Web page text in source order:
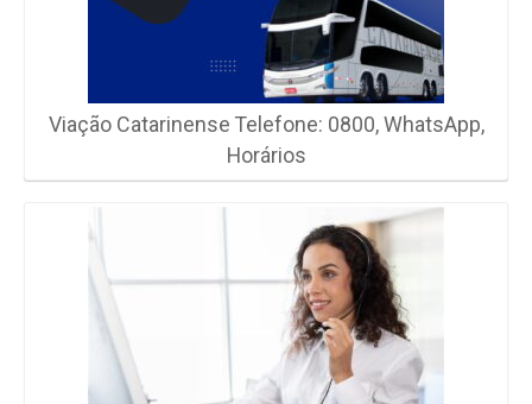
Viação Catarinense Telefone: 0800, WhatsApp,
Horários